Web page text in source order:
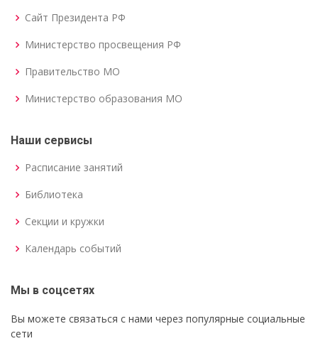
Сайт Президента РФ
Министерство просвещения РФ
Правительство МО
Министерство образования МО
Наши сервисы
Расписание занятий
Библиотека
Секции и кружки
Календарь событий
Мы в соцсетях
Вы можете связаться с нами через популярные социальные
сети